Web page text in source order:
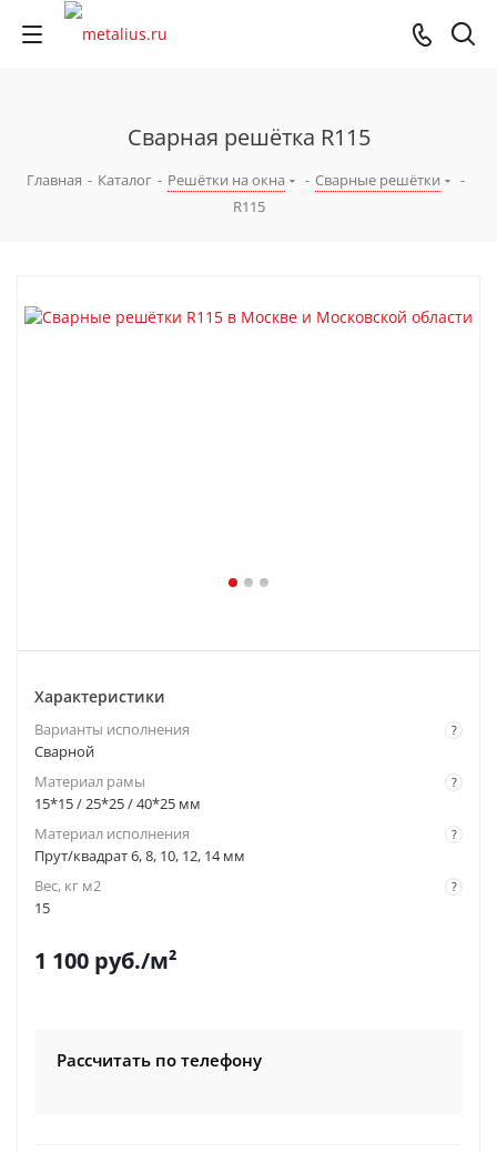
Сварная решётка R115
Главная - Каталог - Решётки на окна - Сварные решётки
-
R115
Характеристики
?
Варианты исполнения
Сварной
?
Материал рамы
15*15 / 25*25 / 40*25 мм
?
Материал исполнения
Прут/квадрат 6, 8, 10, 12, 14 мм
?
Вес, кг м2
15
1 100 руб./м²
Рассчитать по телефону